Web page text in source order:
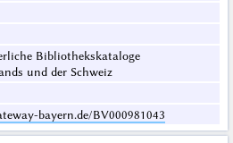
Bibliothekskataloge
und der Schweiz
bayern.de/BV000981043